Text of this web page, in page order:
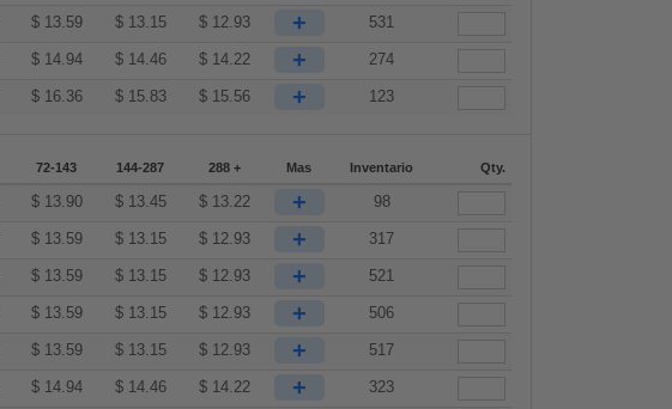
$ 13.59 $ 13.15 $ 12.93 + 531
$ 14.94 $ 14.46 $ 14.22 + 274
$ 16.36 $ 15.83 $ 15.56 + 123
72-143 144-287 288 + Mas Inventario Qty.
$ 13.90 $ 13.45 $ 13.22 + 98
$ 13.59 $ 13.15 $ 12.93 + 317
$ 13.59 $ 13.15 $ 12.93 + 521
$ 13.59 $ 13.15 $ 12.93 + 506
$ 13.59 $ 13.15 $ 12.93 + 517
$ 14.94 $ 14.46 $ 14.22 + 323